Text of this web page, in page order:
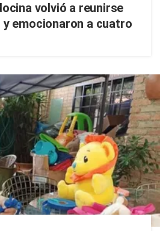
volvió a reunirse
y emocionaron a cuatro